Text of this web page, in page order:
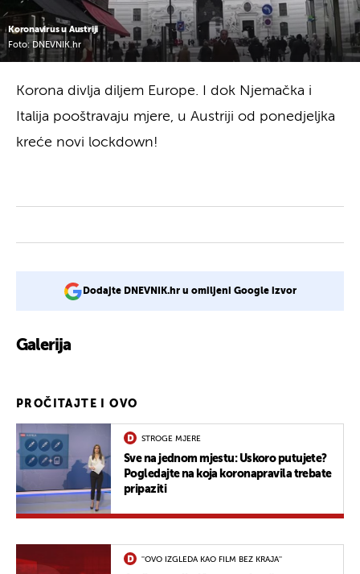
Koronavirus u Austriji
Foto: DNEVNIK.hr
Korona divlja diljem Europe. I dok Njemačka i
Italija pooštravaju mjere, u Austriji od ponedjeljka
kreće novi lockdown!
Dodajte DNEVNIK.hr u omiljeni Google izvor
Galerija
PROČITAJTE I OVO
STROGE MJERE
Sve na jednom mjestu: Uskoro putujete?
Pogledajte na koja koronapravila trebate
pripaziti
''OVO IZGLEDA KAO FILM BEZ KRAJA''